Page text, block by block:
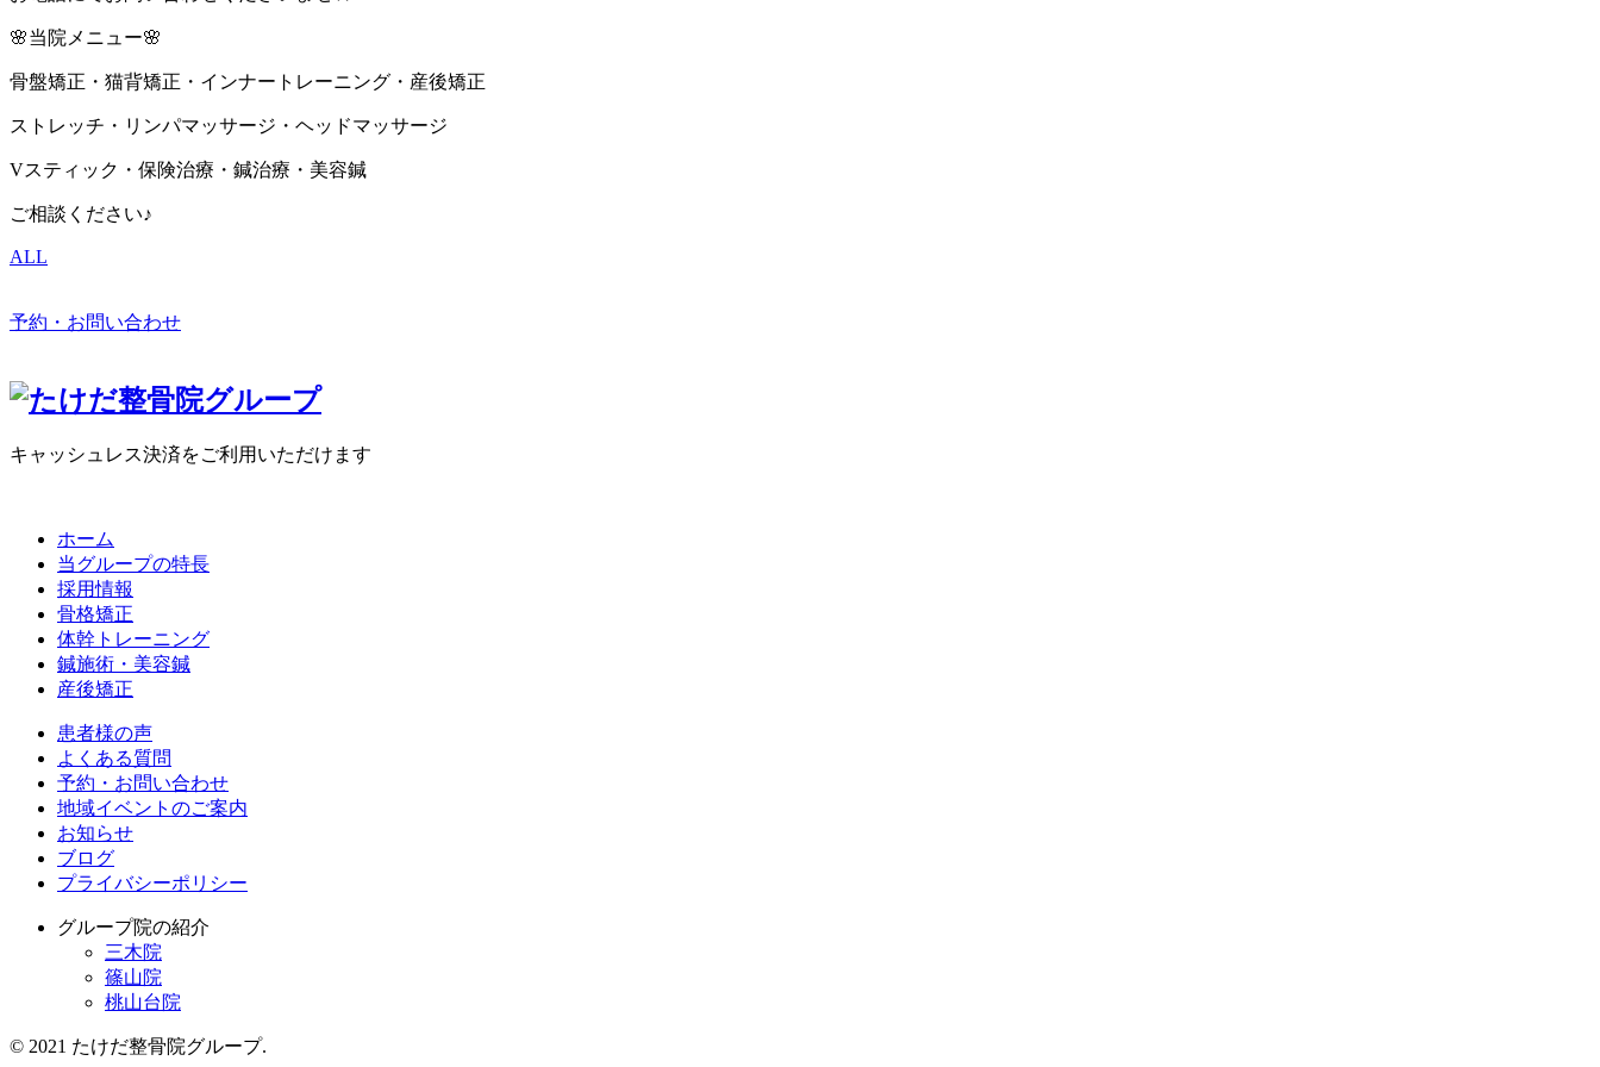
🌸当院メニュー🌸
骨盤矯正・猫背矯正・インナートレーニング・産後矯正
ストレッチ・リンパマッサージ・ヘッドマッサージ
Vスティック・保険治療・鍼治療・美容鍼
ご相談ください♪
ALL
予約・お問い合わせ
キャッシュレス決済をご利用いただけます
ホーム
当グループの特長
採用情報
骨格矯正
体幹トレーニング
鍼施術・美容鍼
産後矯正
患者様の声
よくある質問
予約・お問い合わせ
地域イベントのご案内
お知らせ
ブログ
プライバシーポリシー
グループ院の紹介
三木院
篠山院
桃山台院
© 2021 たけだ整骨院グループ.